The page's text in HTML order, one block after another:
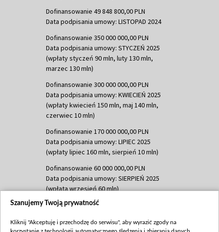
Dofinansowanie 49 848 800,00 PLN
Data podpisania umowy: LISTOPAD 2024
Dofinansowanie 350 000 000,00 PLN
Data podpisania umowy: STYCZEŃ 2025
(wpłaty styczeń 90 mln, luty 130 mln,
marzec 130 mln)
Dofinansowanie 300 000 000,00 PLN
Data podpisania umowy: KWIECIEŃ 2025
(wpłaty kwiecień 150 mln, maj 140 mln,
czerwiec 10 mln)
Dofinansowanie 170 000 000,00 PLN
Data podpisania umowy: LIPIEC 2025
(wpłaty lipiec 160 mln, sierpień 10 mln)
Dofinansowanie 60 000 000,00 PLN
Data podpisania umowy: SIERPIEŃ 2025
(wpłata wrzesień 60 mln)
Dofinansowanie 635 783 051,21 PLN
(wpłata wrzesień 100 mln, październik 350
Szanujemy Twoją prywatność
Kliknij "Akceptuję i przechodzę do serwisu", aby wyrazić zgody na